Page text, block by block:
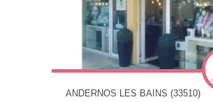
ANDERNOS LES BAINS (33510)